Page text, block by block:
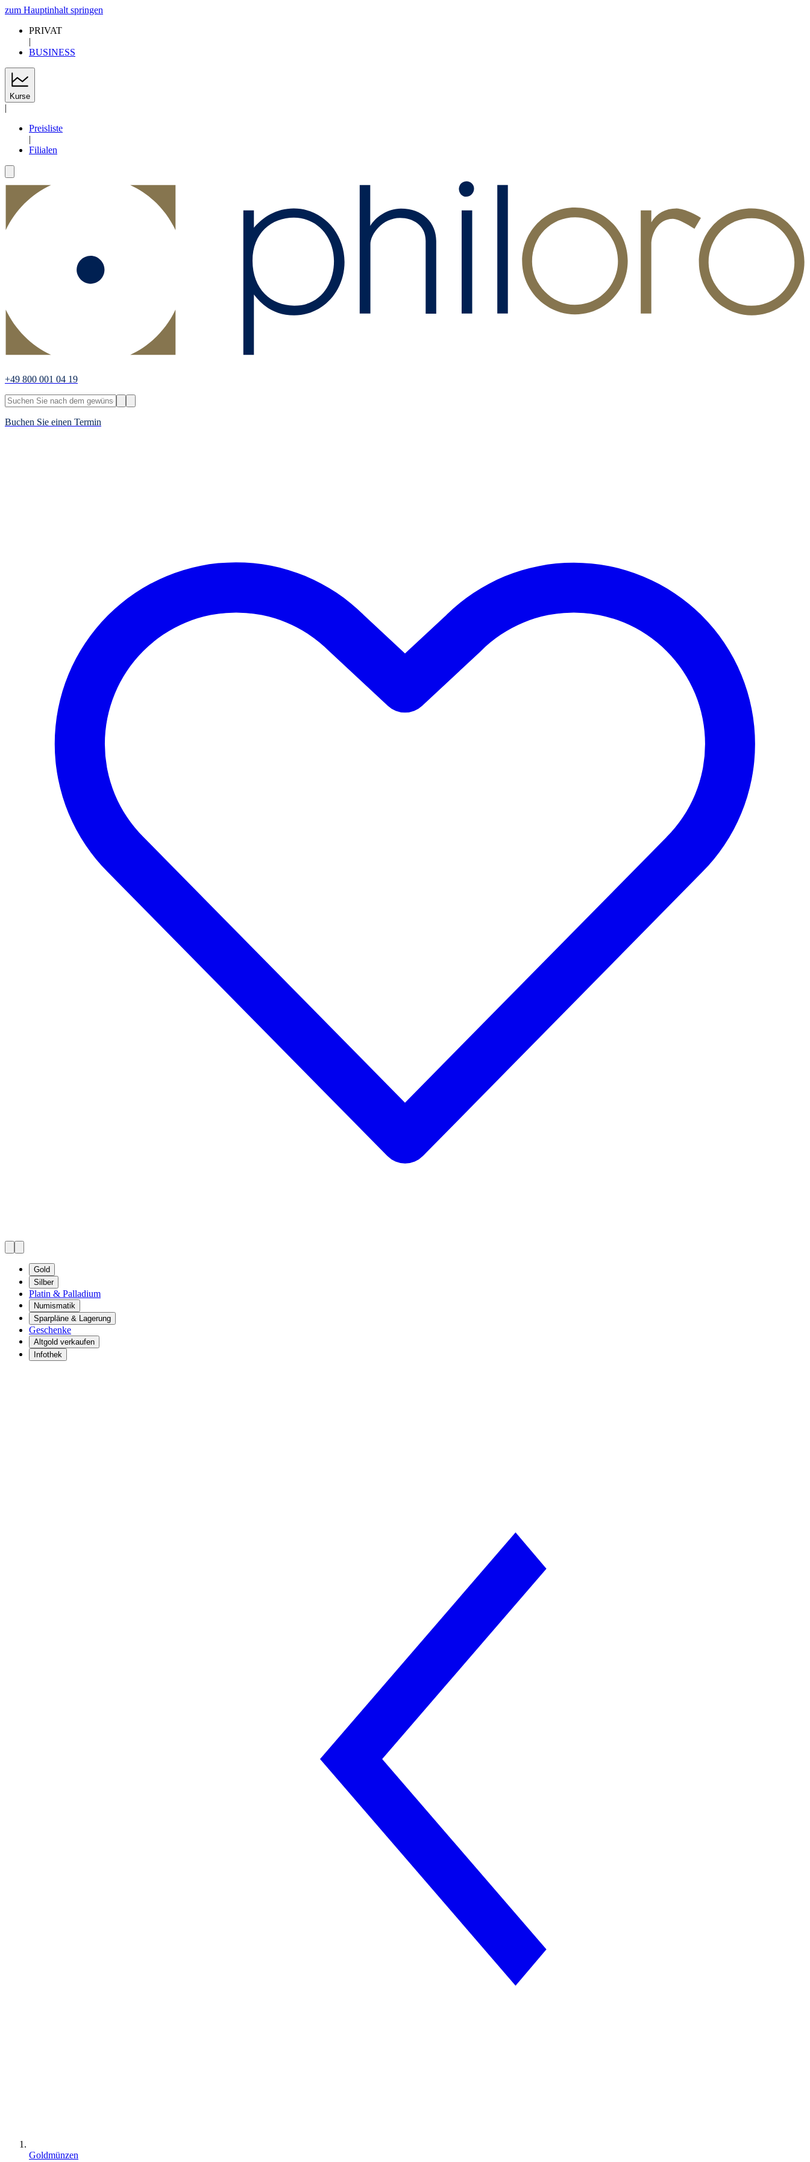
zum Hauptinhalt springen
PRIVAT
|
BUSINESS
Kurse
|
Preisliste
|
Filialen
+49 800 001 04 19
Buchen Sie einen Termin
Gold
Silber
Platin & Palladium
Numismatik
Sparpläne & Lagerung
Geschenke
Altgold verkaufen
Infothek
Goldmünzen